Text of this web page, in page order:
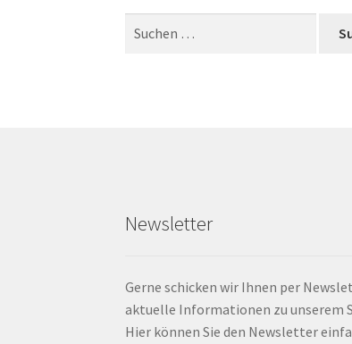
Newsletter
Gerne schicken wir Ihnen per
aktuelle Informationen zu unserem
Hier können Sie den Newsletter